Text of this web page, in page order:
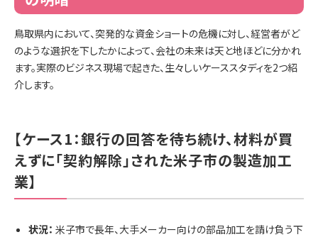
鳥取県内において、突発的な資金ショートの危機に対し、経営者がど
のような選択を下したかによって、会社の未来は天と地ほどに分かれ
ます。実際のビジネス現場で起きた、生々しいケーススタディを2つ紹
介します。
【ケース1：銀行の回答を待ち続け、材料が買
えずに「契約解除」された米子市の製造加工
業】
状況： 米子市で長年、大手メーカー向けの部品加工を請け負う下